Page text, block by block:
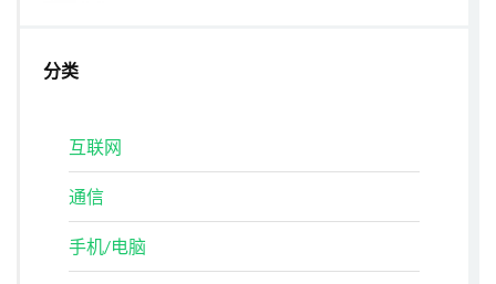
分类
互联网
通信
手机/电脑